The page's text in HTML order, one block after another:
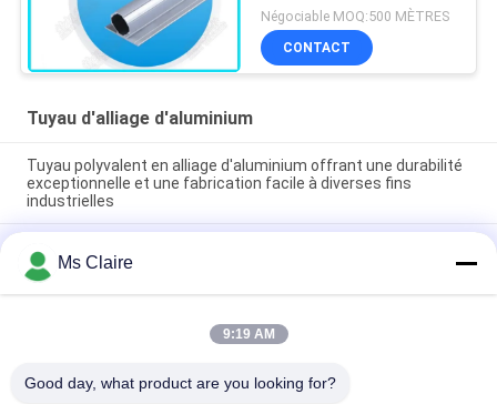
bride sans couture de
tuyau de double
Négociable MOQ:500 MÈTRES
CONTACT
Tuyau d'alliage d'aluminium
Tuyau polyvalent en alliage d'aluminium offrant une durabilité
exceptionnelle et une fabrication facile à diverses fins
industrielles
Tubes structurelles pour montage de bancs de travail et de
racks d'entrepôt
Pipe en alliage d'aluminium en fonte sous pression 28 mm OD
- Tubes de cadre légères réutilisables pour les racks
Ms Claire
9:19 AM
Good day, what product are you looking for?